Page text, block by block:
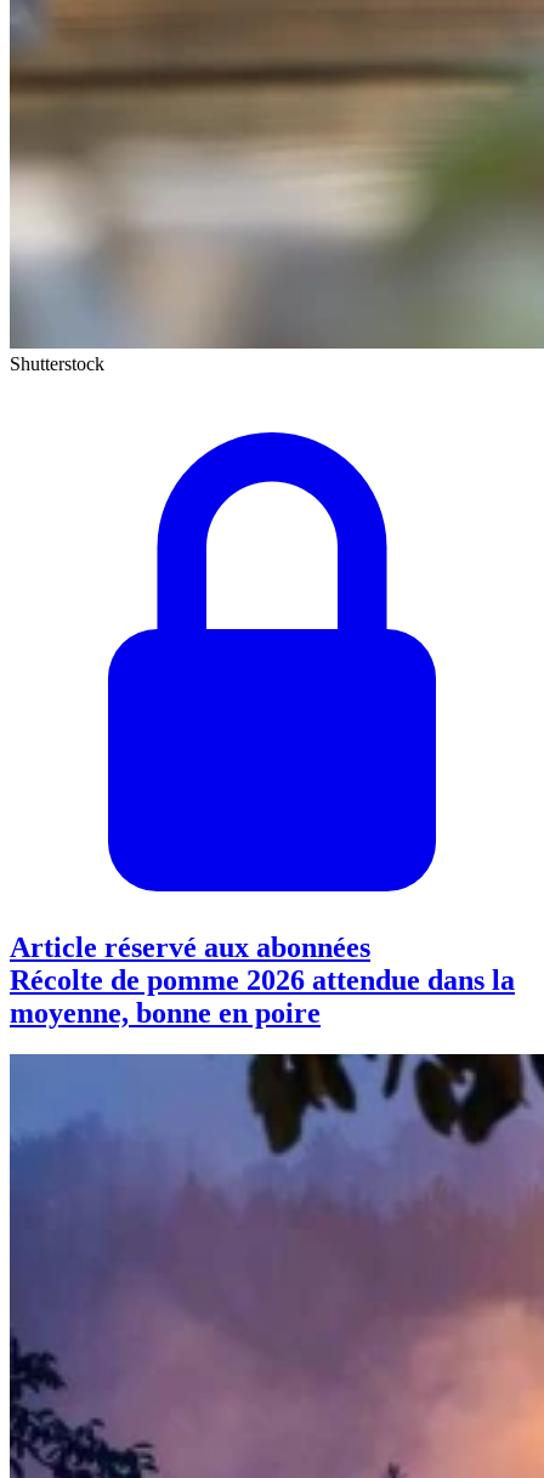
Shutterstock
Article réservé aux abonnées
Récolte de pomme 2026 attendue dans la
moyenne, bonne en poire